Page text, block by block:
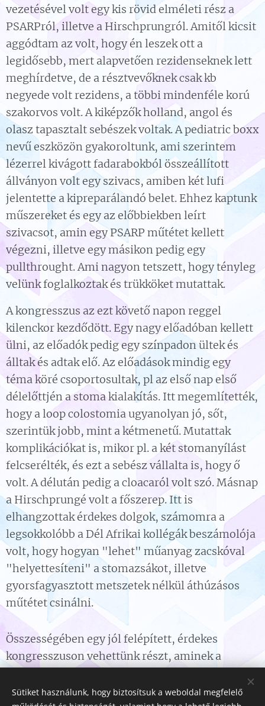
vezetésével volt egy kis rövid elméleti rész a
PSARPról, illetve a Hirschprungról. Amitől kicsit
aggódtam az volt, hogy én leszek ott a
legidősebb, mert alapvetően rezidenseknek lett
meghírdetve, de a résztvevőknek csak kb
negyede volt rezidens, a többi mindenféle korú
szakorvos volt. A kiképzők holland, angol és
olasz tapasztalt sebészek voltak. A pediatric boxx
nevű eszközön gyakoroltunk, ami szerintem
lézerrel kivágott fadarabokból összeállított
állványon volt egy szivacs, amiben két lufi
jelentette a kipreparálandó belet. Ehhez kaptunk
műszereket és egy az előbbiekben leírt
szivacsot, amin egy PSARP műtétet kellett
végezni, illetve egy másikon pedig egy
pullthrought. Ami nagyon tetszett, hogy tényleg
velünk foglalkoztak és trükköket mutattak.
A kongresszus az ezt követő napon reggel
kilenckor kezdődött. Egy nagy előadóban kellett
ülni, az előadók pedig egy színpadon ültek és
álltak és adtak elő. Az előadások mindig egy
téma köré csoportosultak, pl az első nap első
délelőttjén a stoma kialakítás. Itt megemlítették,
hogy a loop colostomia ugyanolyan jó, sőt,
szerintük jobb, mint a kétmenetű. Mutattak
komplikációkat is, mikor pl. a két stomanyílást
felcserélték, és ezt a sebész vállalta is, hogy ő
volt. A délután pedig a cloacaról volt szó. Másnap
a Hirschprungé volt a főszerep. Itt is
elhangzottak érdekes dolgok, számomra a
legsokkolóbb a Dél Afrikai kollégák beszámolója
volt, hogy hogyan "lehet" műanyag zacskóval
"helyettesíteni" a stomazsákot, illetve
gyorsfagyasztott metszetek nélkül áthúzásos
műtétet csinálni.
Összességében egy jól felépített, érdekes
kongresszuson vehettünk részt, aminek a
foglalkozó kollégának érdemes.
Sütiket használunk, hogy biztosítsuk a weboldal megfelelő